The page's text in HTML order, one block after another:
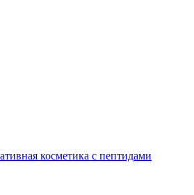
косметика с пептидами